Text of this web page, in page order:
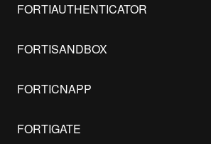
FORTIAUTHENTICATOR
FORTISANDBOX
FORTICNAPP
FORTIGATE